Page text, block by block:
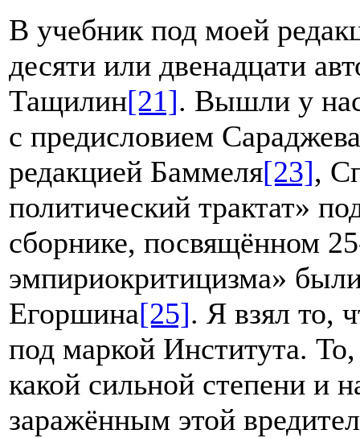
В учебник под моей
десяти или двенадцати
Тащилин[21]. Вышли у
с предисловием Сараджева
редакцией Баммеля[23],
политический трактат»
сборнике, посвящённом
эмпириокритицизма»
Егоршина[25]. Я взял то,
под маркой Института.
какой сильной степени и
заражённым этой